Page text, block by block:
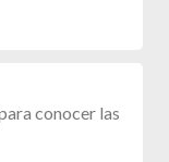
conocer las